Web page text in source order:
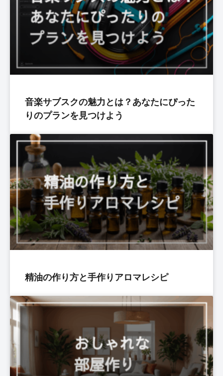
音楽サブスクの魅力とは？あなたにぴった
りのプランを見つけよう
精油の作り方と手作りアロマレシピ